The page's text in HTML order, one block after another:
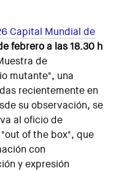
Capital Mundial de
febrero a las 18.30 h
de
mutante", una
recientemente en
su observación, se
al oficio de
of the box", que
con
y expresión